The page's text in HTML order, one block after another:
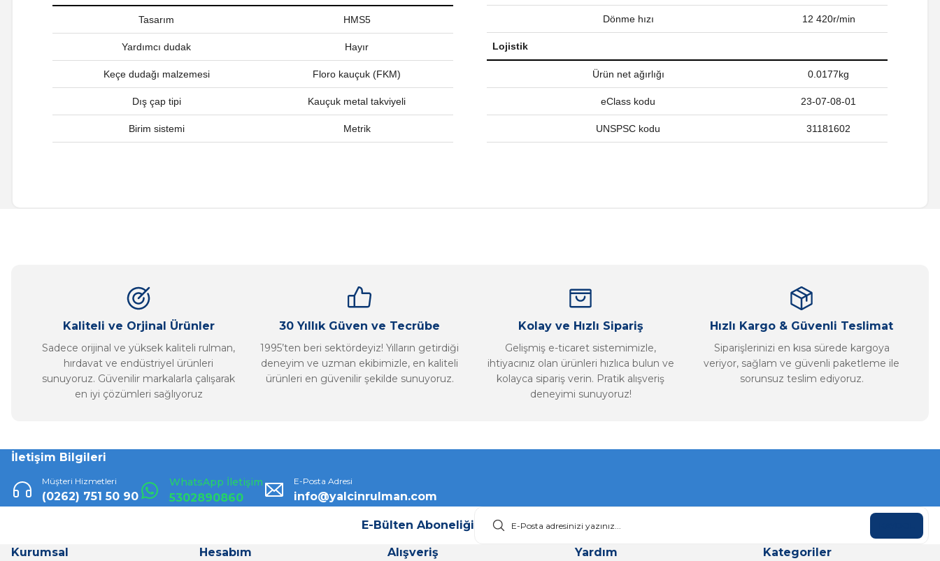
Tasarım HMS5
Yardımcı dudak Hayır
Keçe dudağı malzemesi Floro kauçuk (FKM)
Dış çap tipi Kauçuk metal takviyeli
Birim sistemi Metrik
Dönme hızı 12 420r/min
Lojistik
Ürün net ağırlığı 0.0177kg
eClass kodu 23-07-08-01
UNSPSC kodu 31181602
Ürün fiyatı diğer sitelerden daha pahalı.
Bu ürüne benzer farklı alternatifler olmalı.
Kaliteli ve Orjinal Ürünler
Sadece orijinal ve yüksek kaliteli rulman,
hırdavat ve endüstriyel ürünleri
sunuyoruz. Güvenilir markalarla çalışarak
en iyi çözümleri sağlıyoruz
30 Yıllık Güven ve Tecrübe
1995’ten beri sektördeyiz! Yılların getirdiği
deneyim ve uzman ekibimizle, en kaliteli
ürünleri en güvenilir şekilde sunuyoruz.
Kolay ve Hızlı Sipariş
Gelişmiş e-ticaret sistemimizle,
ihtiyacınız olan ürünleri hızlıca bulun ve
kolayca sipariş verin. Pratik alışveriş
deneyimi sunuyoruz!
Hızlı Kargo & Güvenli Teslimat
Siparişlerinizi en kısa sürede kargoya
veriyor, sağlam ve güvenli paketleme ile
sorunsuz teslim ediyoruz.
İletişim Bilgileri
Müşteri Hizmetleri
(0262) 751 50 90
WhatsApp İletişim
5302890860
E-Posta Adresi
info@yalcinrulman.com
E-Bülten Aboneliği
Kurumsal Hesabım Alışveriş Yardım Kategoriler